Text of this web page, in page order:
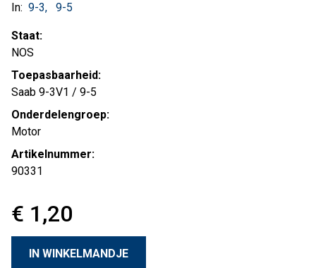
In: 9-3 9-5
Staat:
NOS
Toepasbaarheid:
Saab 9-3V1 / 9-5
Onderdelengroep:
Motor
Artikelnummer:
90331
€ 1,20